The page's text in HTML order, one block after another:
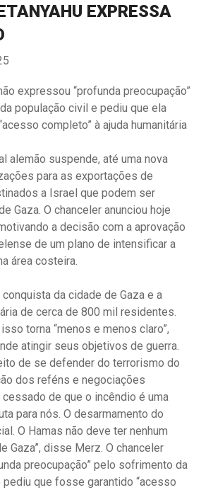
EXPRESSA
expressou “profunda preocupação”
população civil e pediu que ela
completo” à ajuda humanitária
alemão suspende, até uma nova
para as exportações de
a Israel que podem ser
Gaza. O chanceler anunciou hoje
a decisão com a aprovação
de um plano de intensificar a
área costeira.
da cidade de Gaza e a
de cerca de 800 mil residentes.
torna “menos e menos claro”,
atingir seus objetivos de guerra.
de se defender do terrorismo do
dos reféns e negociações
de que o incêndio é uma
para nós. O desarmamento do
O Hamas não deve ter nenhum
Gaza”, disse Merz. O chanceler
preocupação” pelo sofrimento da
que fosse garantido “acesso